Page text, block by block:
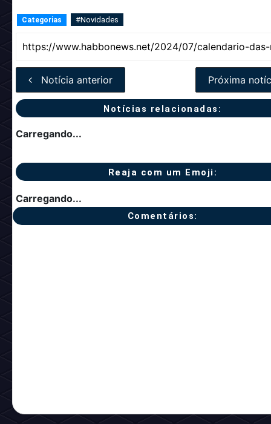
Categorias #Novidades
Notícia anterior Próxima
Notícias relacionadas:
Carregando...
Reaja com um Emoji:
Carregando...
Comentários: